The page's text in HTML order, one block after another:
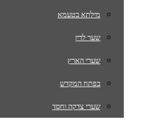
מילתא בטעמא
שער לדין
שערי הארץ
בפתח המקדש
שערי צדקה וחסד